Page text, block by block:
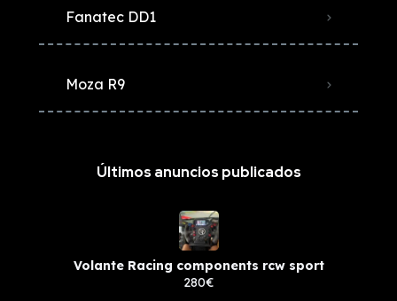
Fanatec DD1
Moza R9
Últimos anuncios publicados
Volante Racing components rcw sport
280€